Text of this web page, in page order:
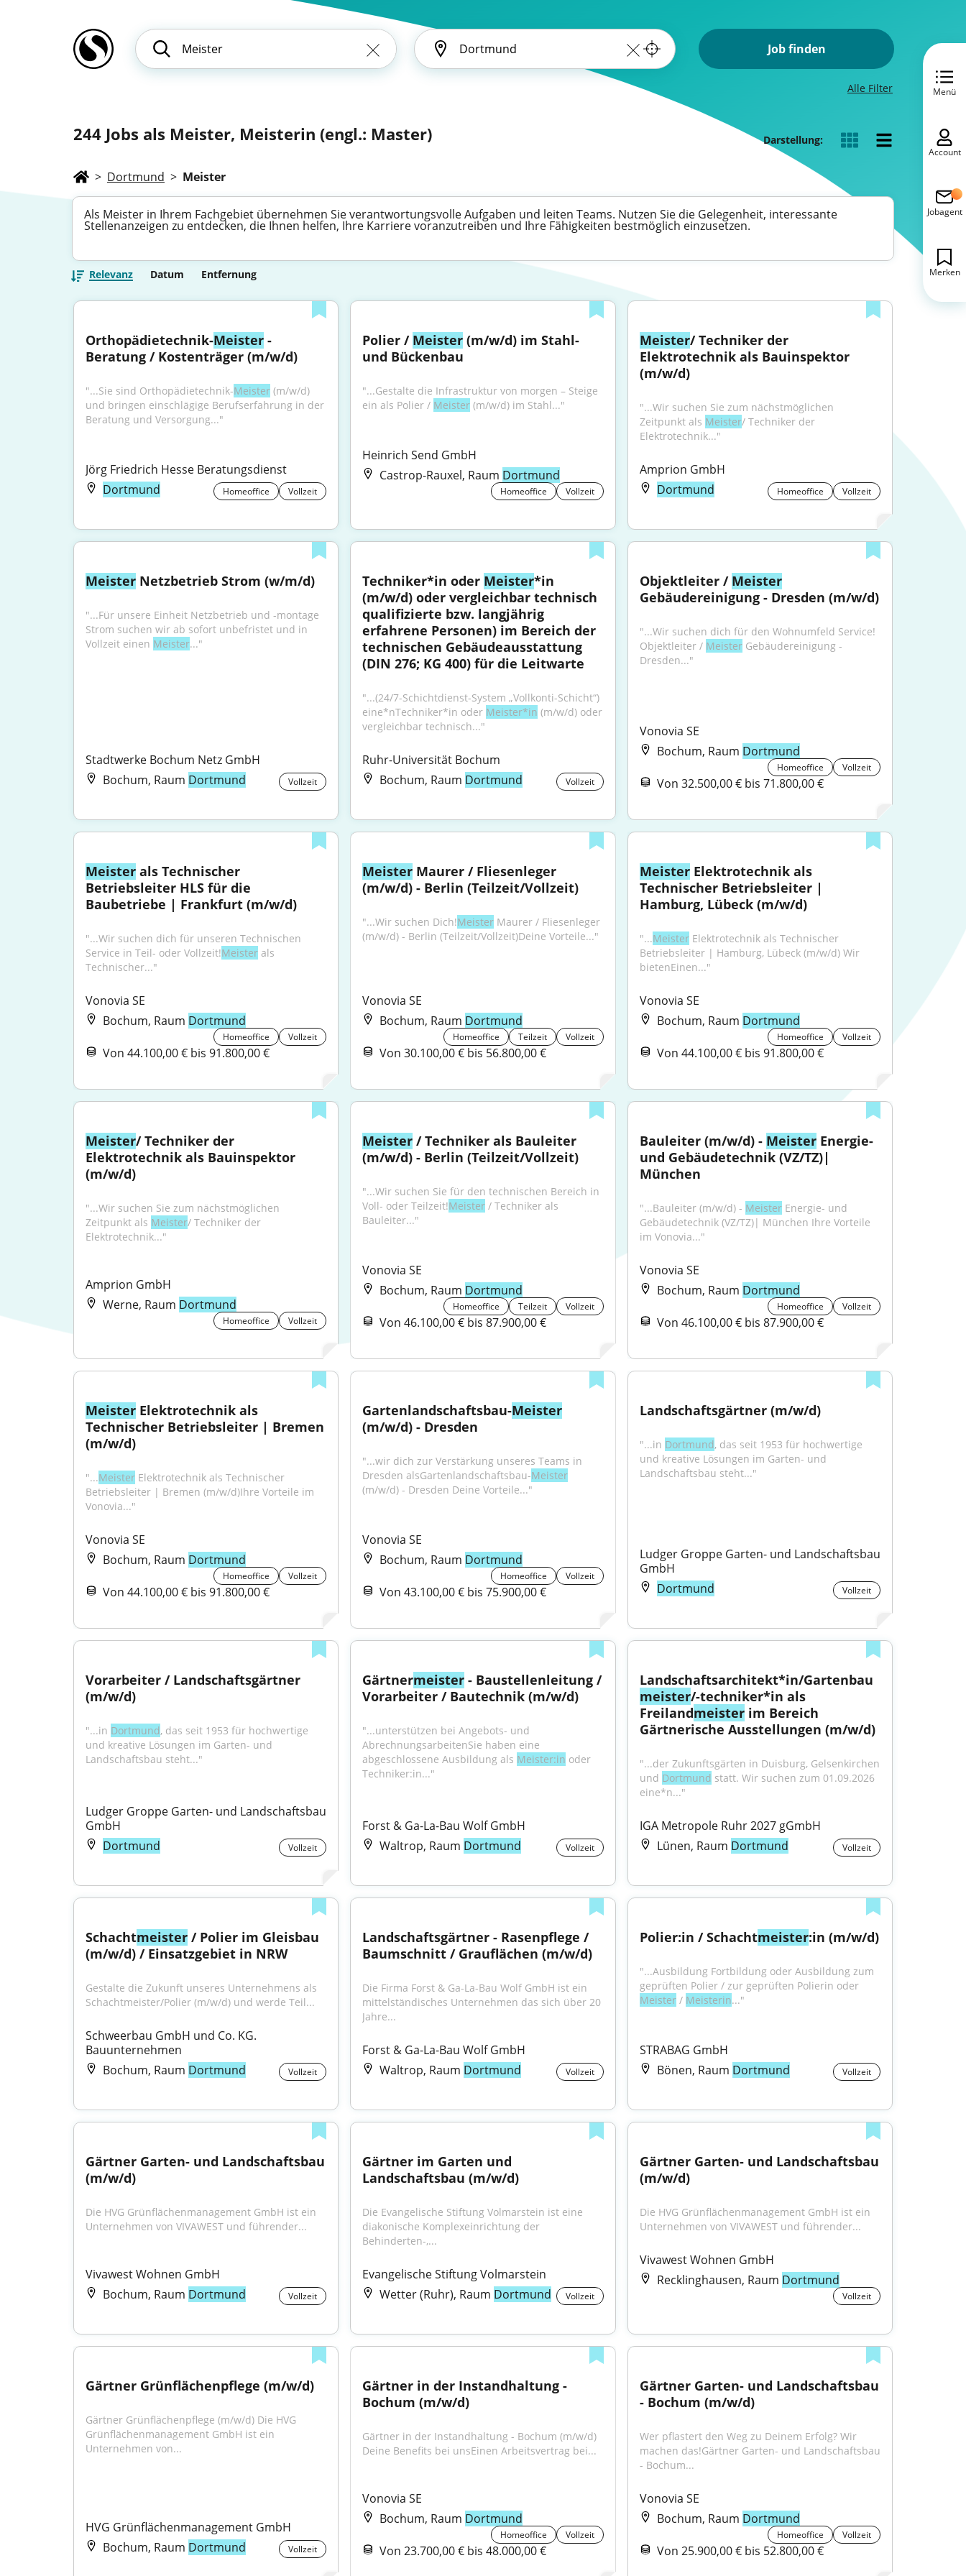
Job finden
Alle Filter
244 Jobs als Meister, Meisterin (engl.: Master) Darstellung:
> Dortmund > Meister
Als Meister in Ihrem Fachgebiet übernehmen Sie verantwortungsvolle Aufgaben und leiten Teams. Nutzen Sie die Gelegenheit, interessante
Stellenanzeigen zu entdecken, die Ihnen helfen, Ihre Karriere voranzutreiben und Ihre Fähigkeiten bestmöglich einzusetzen.
Relevanz Datum Entfernung
Orthopädietechnik-Meister -
Beratung / Kostenträger (m/w/d)
"...Sie sind Orthopädietechnik-Meister (m/w/d)
und bringen einschlägige Berufserfahrung in der
Beratung und Versorgung..."
Jörg Friedrich Hesse Beratungsdienst
Dortmund
Homeoffice Vollzeit
Polier / Meister (m/w/d) im Stahl-
und Bückenbau
"...Gestalte die Infrastruktur von morgen – Steige
ein als Polier / Meister (m/w/d) im Stahl..."
Heinrich Send GmbH
Castrop-Rauxel, Raum Dortmund
Homeoffice Vollzeit
Meister/ Techniker der
Elektrotechnik als Bauinspektor
(m/w/d)
"...Wir suchen Sie zum nächstmöglichen
Zeitpunkt als Meister/ Techniker der
Elektrotechnik..."
Amprion GmbH
Dortmund
Homeoffice Vollzeit
Meister Netzbetrieb Strom (w/m/d)
"...Für unsere Einheit Netzbetrieb und -montage
Strom suchen wir ab sofort unbefristet und in
Vollzeit einen Meister..."
Stadtwerke Bochum Netz GmbH
Bochum, Raum Dortmund Vollzeit
Techniker*in oder Meister*in
(m/w/d) oder vergleichbar technisch
qualifizierte bzw. langjährig
erfahrene Personen) im Bereich der
technischen Gebäudeausstattung
(DIN 276; KG 400) für die Leitwarte
"...(24/7-Schichtdienst-System „Vollkonti-Schicht“)
eine*nTechniker*in oder Meister*in (m/w/d) oder
vergleichbar technisch..."
Ruhr-Universität Bochum
Bochum, Raum Dortmund Vollzeit
Objektleiter / Meister
Gebäudereinigung - Dresden (m/w/d)
"...Wir suchen dich für den Wohnumfeld Service!​
Objektleiter / Meister Gebäudereinigung -
Dresden..."
Vonovia SE
Bochum, Raum Dortmund
Homeoffice Vollzeit
Von 32.500,00 € bis 71.800,00 €
Meister als Technischer
Betriebsleiter HLS für die
Baubetriebe | Frankfurt (m/w/d)
"...Wir suchen dich für unseren Technischen
Service in Teil- oder Vollzeit!Meister als
Technischer..."
Vonovia SE
Bochum, Raum Dortmund
Homeoffice Vollzeit
Von 44.100,00 € bis 91.800,00 €
Meister Maurer / Fliesenleger
(m/w/d) - Berlin (Teilzeit/Vollzeit)
"...Wir suchen Dich!Meister Maurer / Fliesenleger
(m/w/d) - Berlin (Teilzeit/Vollzeit)Deine Vorteile..."
Vonovia SE
Bochum, Raum Dortmund
Homeoffice Teilzeit Vollzeit
Von 30.100,00 € bis 56.800,00 €
Meister Elektrotechnik als
Technischer Betriebsleiter |
Hamburg, Lübeck (m/w/d)
"...Meister Elektrotechnik als Technischer
Betriebsleiter | Hamburg, Lübeck (m/w/d) Wir
bietenEinen..."
Vonovia SE
Bochum, Raum Dortmund
Homeoffice Vollzeit
Von 44.100,00 € bis 91.800,00 €
Meister/ Techniker der
Elektrotechnik als Bauinspektor
(m/w/d)
"...Wir suchen Sie zum nächstmöglichen
Zeitpunkt als Meister/ Techniker der
Elektrotechnik..."
Amprion GmbH
Werne, Raum Dortmund
Homeoffice Vollzeit
Meister / Techniker als Bauleiter
(m/w/d) - Berlin (Teilzeit/Vollzeit)
"...Wir suchen Sie für den technischen Bereich in
Voll- oder Teilzeit!Meister / Techniker als
Bauleiter..."
Vonovia SE
Bochum, Raum Dortmund
Homeoffice Teilzeit Vollzeit
Von 46.100,00 € bis 87.900,00 €
Bauleiter (m/w/d) - Meister Energie-
und Gebäudetechnik (VZ/TZ)|
München
"...Bauleiter (m/w/d) - Meister Energie- und
Gebäudetechnik (VZ/TZ)| München Ihre Vorteile
im Vonovia..."
Vonovia SE
Bochum, Raum Dortmund
Homeoffice Vollzeit
Von 46.100,00 € bis 87.900,00 €
Meister Elektrotechnik als
Technischer Betriebsleiter | Bremen
(m/w/d)
"...Meister Elektrotechnik als Technischer
Betriebsleiter | Bremen (m/w/d)Ihre Vorteile im
Vonovia..."
Vonovia SE
Bochum, Raum Dortmund
Homeoffice Vollzeit
Von 44.100,00 € bis 91.800,00 €
Gartenlandschaftsbau-Meister
(m/w/d) - Dresden
"...wir dich zur Verstärkung unseres Teams in
Dresden alsGartenlandschaftsbau-Meister
(m/w/d) - Dresden Deine Vorteile..."
Vonovia SE
Bochum, Raum Dortmund
Homeoffice Vollzeit
Von 43.100,00 € bis 75.900,00 €
Landschaftsgärtner (m/w/d)
"...in Dortmund, das seit 1953 für hochwertige
und kreative Lösungen im Garten- und
Landschaftsbau steht..."
Ludger Groppe Garten- und Landschaftsbau
GmbH
Dortmund
Vollzeit
Vorarbeiter / Landschaftsgärtner
(m/w/d)
"...in Dortmund, das seit 1953 für hochwertige
und kreative Lösungen im Garten- und
Landschaftsbau steht..."
Ludger Groppe Garten- und Landschaftsbau
GmbH
Dortmund
Vollzeit
Gärtnermeister - Baustellenleitung /
Vorarbeiter / Bautechnik (m/w/d)
"...unterstützen bei Angebots- und
AbrechnungsarbeitenSie haben eine
abgeschlossene Ausbildung als Meister:in oder
Techniker:in..."
Forst & Ga-La-Bau Wolf GmbH
Waltrop, Raum Dortmund Vollzeit
Landschaftsarchitekt*in/Gartenbau
meister/-techniker*in als
Freilandmeister im Bereich
Gärtnerische Ausstellungen (m/w/d)
"...der Zukunftsgärten in Duisburg, Gelsenkirchen
und Dortmund statt. Wir suchen zum 01.09.2026
eine*n..."
IGA Metropole Ruhr 2027 gGmbH
Lünen, Raum Dortmund Vollzeit
Schachtmeister / Polier im Gleisbau
(m/w/d) / Einsatzgebiet in NRW
Gestalte die Zukunft unseres Unternehmens als
Schachtmeister/Polier (m/​w/​d) und werde Teil...
Schweerbau GmbH und Co. KG.
Bauunternehmen
Bochum, Raum Dortmund Vollzeit
Landschaftsgärtner - Rasenpflege /
Baumschnitt / Grauflächen (m/w/d)
Die Firma Forst & Ga-La-Bau Wolf GmbH ist ein
mittelständisches Unternehmen das sich über 20
Jahre...
Forst & Ga-La-Bau Wolf GmbH
Waltrop, Raum Dortmund Vollzeit
Polier:in / Schachtmeister:in (m/w/d)
"...Ausbildung Fortbildung oder Ausbildung zum
geprüften Polier / zur geprüften Polierin oder
Meister / Meisterin..."
STRABAG GmbH
Bönen, Raum Dortmund Vollzeit
Gärtner Garten- und Landschaftsbau
(m/w/d)
Die HVG Grünflächenmanagement GmbH ist ein
Unternehmen von VIVAWEST und führender...
Vivawest Wohnen GmbH
Bochum, Raum Dortmund Vollzeit
Gärtner im Garten und
Landschaftsbau (m/w/d)
Die Evangelische Stiftung Volmarstein ist eine
diakonische Komplexeinrichtung der
Behinderten-,...
Evangelische Stiftung Volmarstein
Wetter (Ruhr), Raum Dortmund Vollzeit
Gärtner Garten- und Landschaftsbau
(m/w/d)
Die HVG Grünflächenmanagement GmbH ist ein
Unternehmen von VIVAWEST und führender...
Vivawest Wohnen GmbH
Recklinghausen, Raum Dortmund
Vollzeit
Gärtner Grünflächenpflege (m/w/d)
Gärtner Grünflächenpflege (m/w/d) Die HVG
Grünflächenmanagement GmbH ist ein
Unternehmen von...
HVG Grünflächenmanagement GmbH
Bochum, Raum Dortmund Vollzeit
Gärtner in der Instandhaltung -
Bochum (m/w/d)
Gärtner in der Instandhaltung - Bochum (m/w/d)
Deine Benefits bei unsEinen Arbeitsvertrag bei...
Vonovia SE
Bochum, Raum Dortmund
Homeoffice Vollzeit
Von 23.700,00 € bis 48.000,00 €
Gärtner Garten- und Landschaftsbau
- Bochum (m/w/d)
Wer pflastert den Weg zu Deinem Erfolg? Wir
machen das!Gärtner Garten- und Landschaftsbau
- Bochum...
Vonovia SE
Bochum, Raum Dortmund
Homeoffice Vollzeit
Von 25.900,00 € bis 52.800,00 €
Menü
Account
Jobagent
Merken